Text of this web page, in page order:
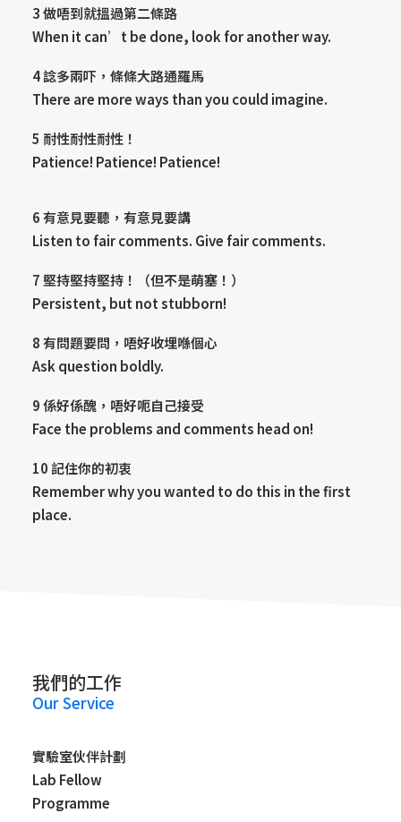
3 做唔到就搵過第二條路
When it can’t be done, look for another way.
4 諗多兩吓，條條大路通羅馬
There are more ways than you could imagine.
5 耐性耐性耐性！
Patience! Patience! Patience!
6 有意見要聽，有意見要講
Listen to fair comments. Give fair comments.
7 堅持堅持堅持！（但不是萌塞！）
Persistent, but not stubborn!
8 有問題要問，唔好收埋喺個心
Ask question boldly.
9 係好係醜，唔好呃自己接受
Face the problems and comments head on!
10 記住你的初衷
Remember why you wanted to do this in the first
place.
我們的工作
Our Service
實驗室伙伴計劃
Lab Fellow
Programme